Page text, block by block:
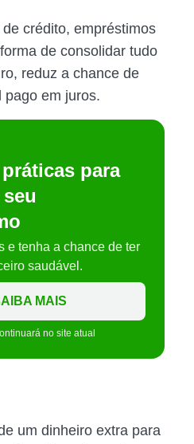
crédito, empréstimos
de consolidar tudo
reduz a chance de
pago em juros.
para
e tenha a chance de ter
saudável.
MAIS
no site atual
um dinheiro extra para